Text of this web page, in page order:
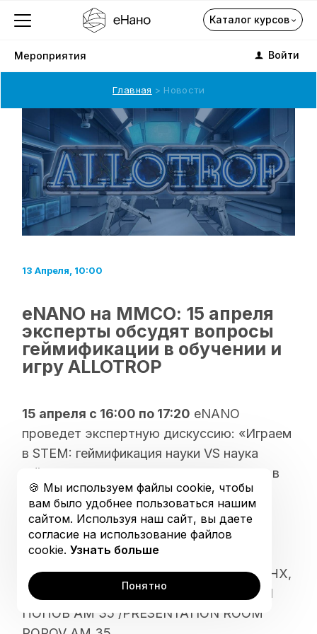
Каталог курсов
Мероприятия Войти
Каталог курсов
О компании
Профориентация
Открытая коллекция
График обучения
Главная Новости
13 Апреля, 10:00
eNANO на ММСО: 15 апреля
эксперты обсудят вопросы
геймификации в обучении и
игру ALLOTROP
15 апреля с 16:00 по 17:20 eNANO
проведет экспертную дискуссию: «Играем
в STEM: геймификация науки VS наука
геймификации». Приглашаем экспертов в
сфере образования, специалистов по
game-based-learning, педагогов и
психологов принять участие.
Где и когда: 15 апреля, 75 павильон ВДНХ,
ММСО 2016, ПРЕЗЕНТАЦИОННЫЙ ЗАЛ
ПОПОВ AM 35 /PRESENTATION ROOM
🍪 Мы используем файлы cookie, чтобы
вам было удобнее пользоваться нашим
сайтом. Используя наш сайт, вы даете
согласие на использование файлов
cookie. Узнать больше
Понятно